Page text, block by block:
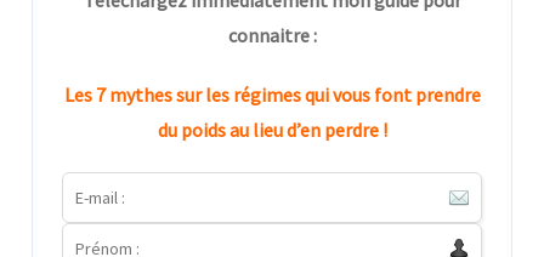
connaitre :
Les 7 mythes sur les régimes qui vous font prendre
du poids au lieu d’en perdre !